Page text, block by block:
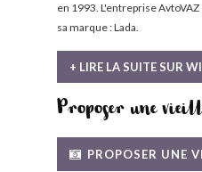
en 1993. L'entreprise
sa marque : Lada.
+ LIRE LA SUITE SUR
Proposer une
PROPOSER UNE